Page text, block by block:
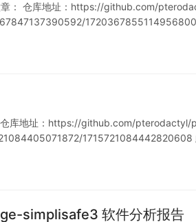
： 仓库地址：https://github.com/
库地址：https://github.com/pterodactyl/
1715721084442820608
simplisafe3 软件分析报告